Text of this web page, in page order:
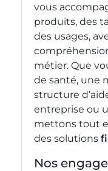
vous
produits, des
des usages,
métier. Que
de santé, une
structure
entreprise ou
mettons tout
des solutions
Nos